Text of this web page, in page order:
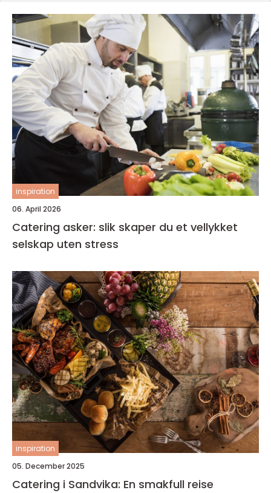
inspiration
06. April 2026
Catering asker: slik skaper du et vellykket
selskap uten stress
inspiration
05. December 2025
Catering i Sandvika: En smakfull reise